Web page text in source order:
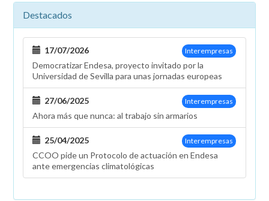
Destacados
Interempresas
17/07/2026
Democratizar Endesa, proyecto invitado por la
Universidad de Sevilla para unas jornadas europeas
Interempresas
27/06/2025
Ahora más que nunca: al trabajo sin armarios
Interempresas
25/04/2025
CCOO pide un Protocolo de actuación en Endesa
ante emergencias climatológicas